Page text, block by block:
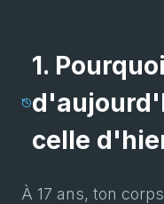
1.
celle
À 17 ans, ton